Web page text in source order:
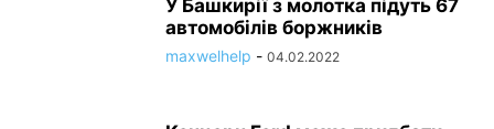
У Башкирії з молотка підуть 67
автомобілів боржників
maxwelhelp - 04.02.2022